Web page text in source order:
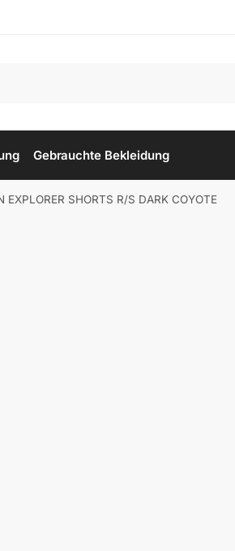
Gebrauchte Bekleidung
EXPLORER SHORTS R/S DARK COYOTE